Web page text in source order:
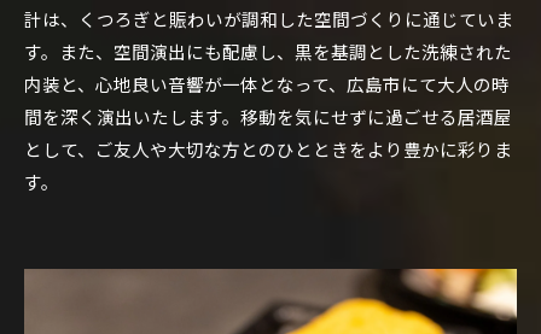
計は、くつろぎと賑わいが調和した空間づくりに通じていま
す。また、空間演出にも配慮し、黒を基調とした洗練された
内装と、心地良い音響が一体となって、広島市にて大人の時
間を深く演出いたします。移動を気にせずに過ごせる居酒屋
として、ご友人や大切な方とのひとときをより豊かに彩りま
す。